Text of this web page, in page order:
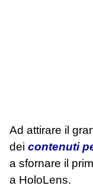
Ad attirare il
dei contenuti
a sfornare il
a HoloLens.